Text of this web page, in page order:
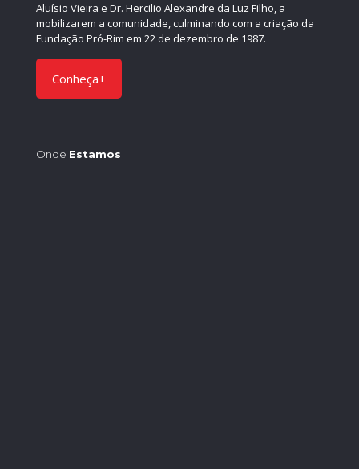
Aluísio Vieira e Dr. Hercilio Alexandre da Luz Filho, a
mobilizarem a comunidade, culminando com a criação da
Fundação Pró-Rim em 22 de dezembro de 1987.
Conheça+
Onde Estamos